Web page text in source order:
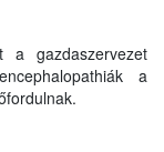
a gazdaszervezet
a